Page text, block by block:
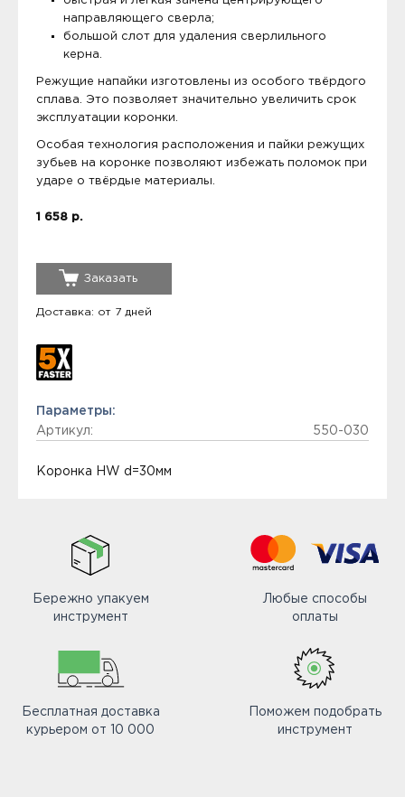
направляющего сверла;
большой слот для удаления сверлильного
керна.
Режущие напайки изготовлены из особого твёрдого
сплава. Это позволяет значительно увеличить срок
эксплуатации коронки.
Особая технология расположения и пайки режущих
зубьев на коронке позволяют избежать поломок при
ударе о твёрдые материалы.
1 658 р.
Заказать
Доставка: от 7 дней
Параметры:
Артикул:
550-030
Коронка HW d=30мм
Бережно упакуем
инструмент
Любые способы
оплаты
Бесплатная доставка
курьером от 10 000
Поможем подобрать
инструмент